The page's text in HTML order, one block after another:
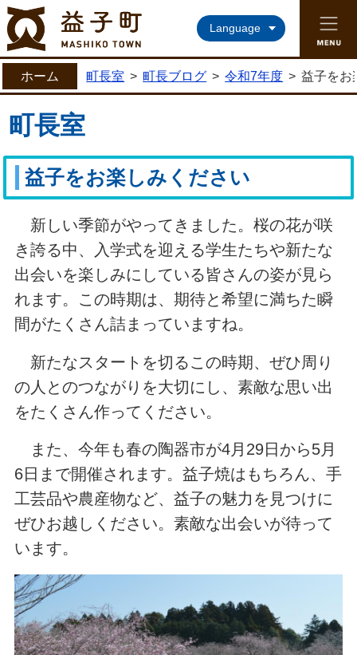
益子町ホームページ
Language
ホーム 町長室 > 町長ブログ > 令和7年度 > 益子をお
町長室
益子をお楽しみください
新しい季節がやってきました。桜の花が咲
き誇る中、入学式を迎える学生たちや新たな
出会いを楽しみにしている皆さんの姿が見ら
れます。この時期は、期待と希望に満ちた瞬
間がたくさん詰まっていますね。
新たなスタートを切るこの時期、ぜひ周り
の人とのつながりを大切にし、素敵な思い出
をたくさん作ってください。
また、今年も春の陶器市が4月29日から5月
6日まで開催されます。益子焼はもちろん、手
工芸品や農産物など、益子の魅力を見つけに
ぜひお越しください。素敵な出会いが待って
います。